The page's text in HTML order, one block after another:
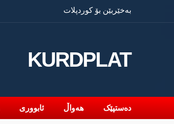
بەخێربێن بۆ کوردپلات
KURDPLAT
دەستپێک هەواڵ ئابووری